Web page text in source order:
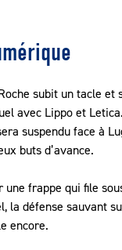
subit un tacle
avec Lippo et
suspendu face à
buts d’avance.
frappe qui file
la défense sauvant
encore.